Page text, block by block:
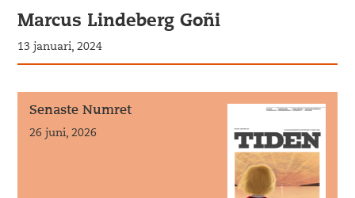
Marcus Lindeberg Goñi
13 januari, 2024
Senaste Numret
26 juni, 2026